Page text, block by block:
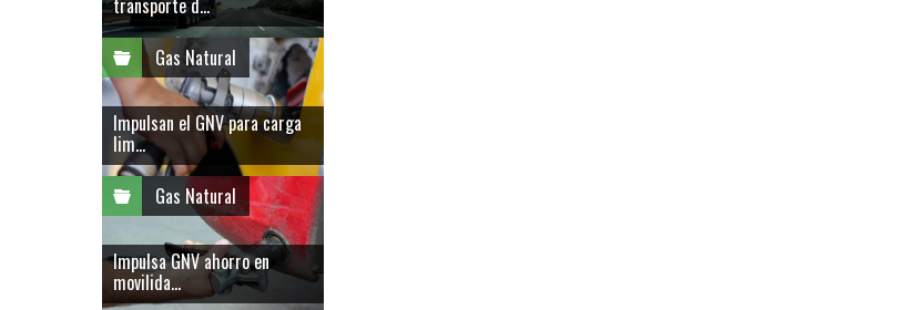
transporte d...
Gas Natural
Impulsan el GNV para carga
lim...
Gas Natural
Impulsa GNV ahorro en
movilida...